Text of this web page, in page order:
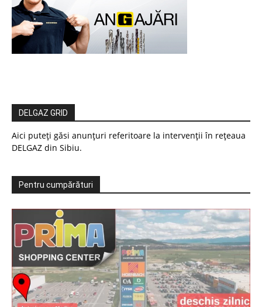
DELGAZ GRID
Aici puteți găsi anunțuri referitoare la intervenții în rețeaua
DELGAZ din Sibiu.
Pentru cumpărături